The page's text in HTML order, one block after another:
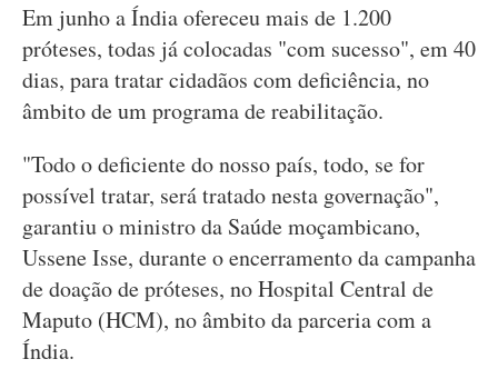
Em junho a Índia ofereceu mais de 1.200
próteses, todas já colocadas "com sucesso", em 40
dias, para tratar cidadãos com deficiência, no
âmbito de um programa de reabilitação.
"Todo o deficiente do nosso país, todo, se for
possível tratar, será tratado nesta governação",
garantiu o ministro da Saúde moçambicano,
Ussene Isse, durante o encerramento da campanha
de doação de próteses, no Hospital Central de
Maputo (HCM), no âmbito da parceria com a
Índia.